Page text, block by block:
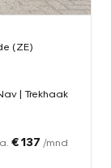
(ZE)
| Trekhaak
€ 137 /mnd